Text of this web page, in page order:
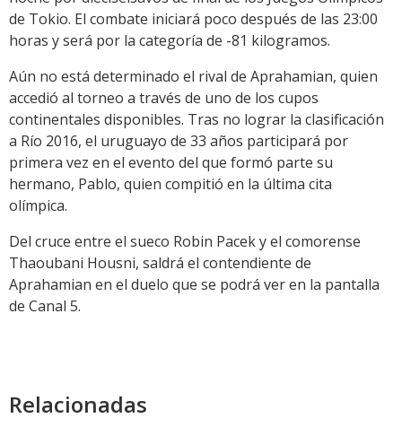
de Tokio. El combate iniciará poco después de las 23:00
horas y será por la categoría de -81 kilogramos.
Aún no está determinado el rival de Aprahamian, quien
accedió al torneo a través de uno de los cupos
continentales disponibles. Tras no lograr la clasificación
a Río 2016, el uruguayo de 33 años participará por
primera vez en el evento del que formó parte su
hermano, Pablo, quien compitió en la última cita
olímpica.
Del cruce entre el sueco Robin Pacek y el comorense
Thaoubani Housni, saldrá el contendiente de
Aprahamian en el duelo que se podrá ver en la pantalla
de Canal 5.
Relacionadas